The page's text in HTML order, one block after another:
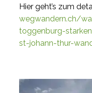
Hier geht’s zum
wegwandern.ch/
toggenburg-
st-johann-thur-